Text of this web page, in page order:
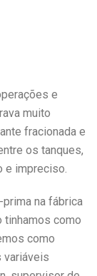
e
muito
fracionada e
os tanques,
e impreciso.
prima na fábrica
tinhamos como
como
variáveis